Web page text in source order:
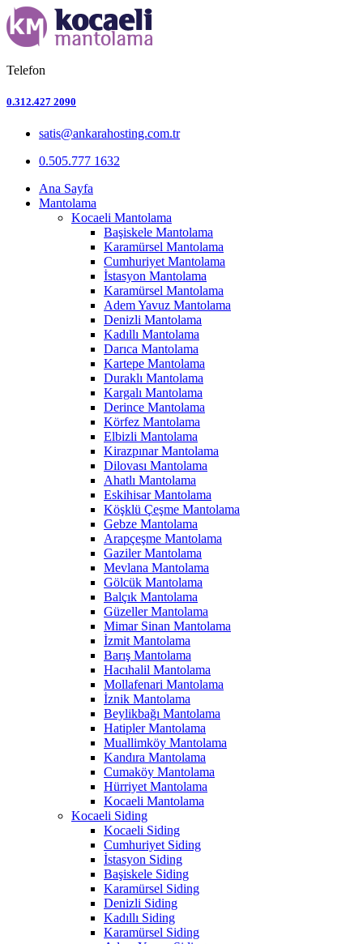
Telefon
0.312.427 2090
satis@ankarahosting.com.tr
0.505.777 1632
Ana Sayfa
Mantolama
Kocaeli Mantolama
Başiskele Mantolama
Karamürsel Mantolama
Cumhuriyet Mantolama
İstasyon Mantolama
Karamürsel Mantolama
Adem Yavuz Mantolama
Denizli Mantolama
Kadıllı Mantolama
Darıca Mantolama
Kartepe Mantolama
Duraklı Mantolama
Kargalı Mantolama
Derince Mantolama
Körfez Mantolama
Elbizli Mantolama
Kirazpınar Mantolama
Dilovası Mantolama
Ahatlı Mantolama
Eskihisar Mantolama
Köşklü Çeşme Mantolama
Gebze Mantolama
Arapçeşme Mantolama
Gaziler Mantolama
Mevlana Mantolama
Gölcük Mantolama
Balçık Mantolama
Güzeller Mantolama
Mimar Sinan Mantolama
İzmit Mantolama
Barış Mantolama
Hacıhalil Mantolama
Mollafenari Mantolama
İznik Mantolama
Beylikbağı Mantolama
Hatipler Mantolama
Muallimköy Mantolama
Kandıra Mantolama
Cumaköy Mantolama
Hürriyet Mantolama
Kocaeli Mantolama
Kocaeli Siding
Kocaeli Siding
Cumhuriyet Siding
İstasyon Siding
Başiskele Siding
Karamürsel Siding
Denizli Siding
Kadıllı Siding
Karamürsel Siding